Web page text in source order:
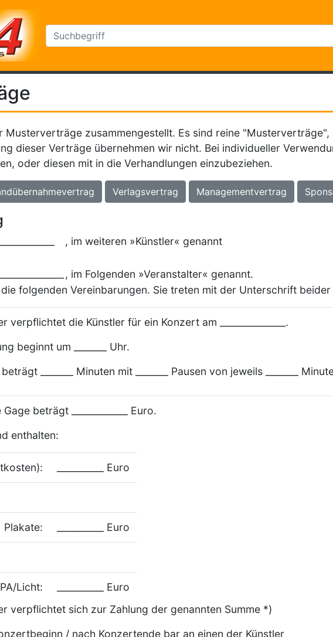
Musterverträge zusammengestellt. Es sind reine
dieser Verträge übernehmen wir nicht. Bei individueller
oder diesen mit in die Verhandlungen einzubeziehen.
Verlagsvertrag Managementvertrag
, im weiteren »Künstler« genannt
, im Folgenden »Veranstalter« genannt.
folgenden Vereinbarungen. Sie treten mit der Unterschrift
verpflichtet die Künstler für ein Konzert am ______________.
beginnt um _______ Uhr.
_______ Minuten mit _______ Pausen von jeweils _______
beträgt ____________ Euro.
enthalten:
__________ Euro
Plakate: __________ Euro
PA/Licht:
__________ Euro
verpflichtet sich zur Zahlung der genannten Summe *)
/ nach Konzertende bar an einen der Künstler